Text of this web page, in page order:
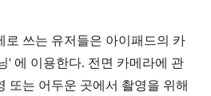
로 쓰는 유저들은 아이패드의 카
' 에 이용한다. 전면 카메라에 관
또는 어두운 곳에서 촬영을 위해